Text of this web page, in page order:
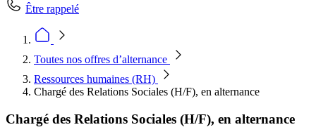
Être rappelé
Toutes nos offres d’alternance
Ressources humaines (RH)
Chargé des Relations Sociales (H/F), en alternance
Chargé des Relations Sociales (H/F), en alternance